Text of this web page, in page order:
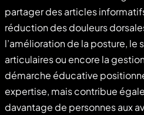
partager des articles
réduction des douleurs
l’amélioration de la posture,
articulaires ou encore la
démarche éducative
expertise, mais contribue
davantage de personnes aux